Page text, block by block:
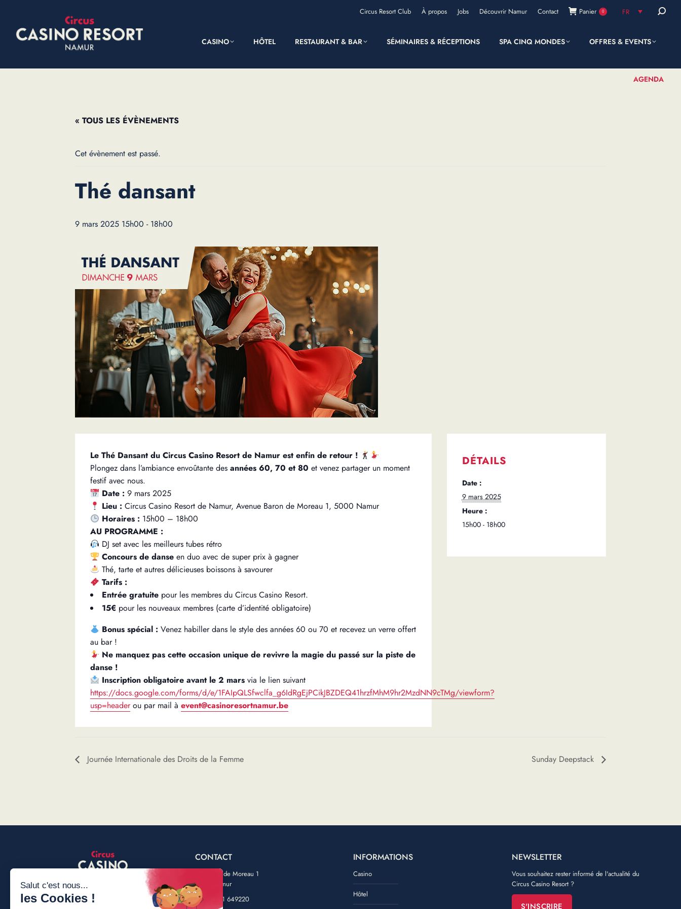
Circus Resort Club À propos Jobs Découvrir Namur Contact Panier 0 FR
CASINO HÔTEL RESTAURANT & BAR SÉMINAIRES & RÉCEPTIONS SPA CINQ MONDES OFFRES & EVENTS
AGENDA
« TOUS LES ÉVÈNEMENTS
Cet évènement est passé.
Thé dansant
9 mars 2025 15h00 - 18h00
Le Thé Dansant du Circus Casino Resort de Namur est enfin de retour !
Plongez dans l’ambiance envoûtante des années 60, 70 et 80 et venez partager un moment
festif avec nous.
Date : 9 mars 2025
Lieu : Circus Casino Resort de Namur, Avenue Baron de Moreau 1, 5000 Namur
Horaires : 15h00 – 18h00
AU PROGRAMME :
DJ set avec les meilleurs tubes rétro
Concours de danse en duo avec de super prix à gagner
Thé, tarte et autres délicieuses boissons à savourer
Tarifs :
Entrée gratuite pour les membres du Circus Casino Resort.
15€ pour les nouveaux membres (carte d’identité obligatoire)
Bonus spécial : Venez habiller dans le style des années 60 ou 70 et recevez un verre offert
au bar !
Ne manquez pas cette occasion unique de revivre la magie du passé sur la piste de
danse !
Inscription obligatoire avant le 2 marsvia le lien suivant
https://docs.google.com/forms/d/e/1FAIpQLSfwclfa_g6IdRgEjPCikJBZDEQ41hrzfMhM9hr2MzdNN9cTMg/viewform?
usp=headerou par mail à event@casinoresortnamur.be
DÉTAILS
Date :
9 mars 2025
Heure :
15h00 - 18h00
Journée Internationale des Droits de la Femme Sunday Deepstack
CONTACT
Av. Baron de Moreau 1
5000 Namur
+32 (0) 81 649220
INFORMATIONS
Casino
Hôtel
NEWSLETTER
Vous souhaitez rester informé de l'actualité du
Circus Casino Resort ?
S'INSCRIRE